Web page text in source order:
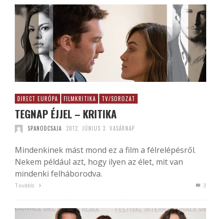
DIRECT EURÓPA FILMKRITIKA TV/SOROZAT
TEGNAP ÉJJEL – KRITIKA
SPANODCSAJA 2012. JÚNIUS 3. VASÁRNAP
Mindenkinek mást mond ez a film a félrelépésről.
Nekem például azt, hogy ilyen az élet, mit van
mindenki felháborodva.
Tovább 3